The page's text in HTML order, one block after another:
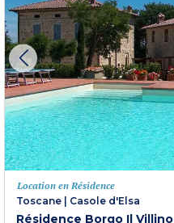
Location en Résidence
Toscane | Casole d'Elsa
Résidence Borgo Il Villino